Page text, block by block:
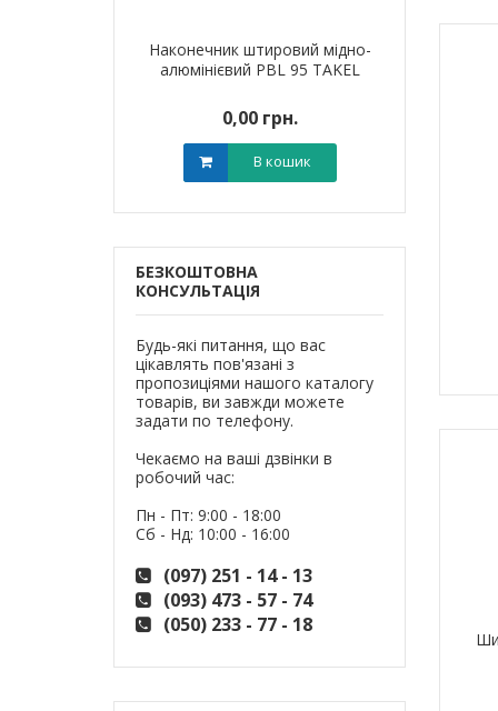
Наконечник штировий мідно-
алюмінієвий PBL 95 TAKEL
0,00 грн.
В кошик
БЕЗКОШТОВНА
КОНСУЛЬТАЦІЯ
Будь-які питання, що вас
цікавлять пов'язані з
пропозиціями нашого каталогу
товарів, ви завжди можете
задати по телефону.
Чекаємо на ваші дзвінки в
робочий час:
Пн - Пт: 9:00 - 18:00
Сб - Нд: 10:00 - 16:00
(097) 251 - 14 - 13
(093) 473 - 57 - 74
(050) 233 - 77 - 18